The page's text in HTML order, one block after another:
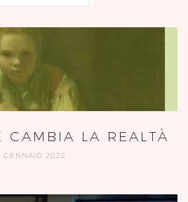
CAMBIA LA REALTÀ
GENNAIO 2022